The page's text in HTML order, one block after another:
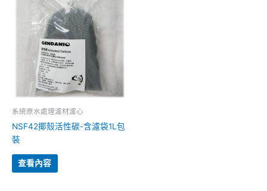
系統原水處理濾材濾心
NSF42揶殼活性碳-含濾袋1L包
裝
查看內容